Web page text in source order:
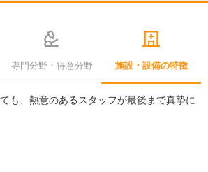
専門分野・得意分野 施設・設備の特徴
も、熱意のあるスタッフが最後まで真摯に